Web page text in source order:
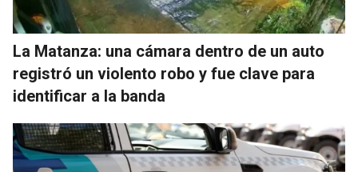
La Matanza: una cámara dentro de un auto
registró un violento robo y fue clave para
identificar a la banda